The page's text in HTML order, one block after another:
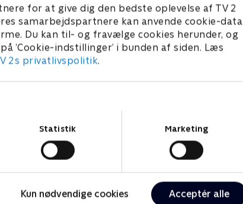
for at give dig den bedste oplevelse af TV 2
samarbejdspartnere kan anvende cookie-data
Du kan til- og fravælge cookies herunder, og
’Cookie-indstillinger’ i bunden af siden. Læs
2s privatlivspolitik.
Statistik Marketing
Kun nødvendige cookies Acceptér alle
- The Ninth Jedi LEGO filmen 2
2019 • Film • 1 t. 47 min